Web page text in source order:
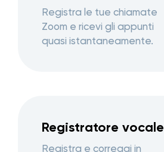
Registra le tue chiamate
Zoom e ricevi gli appunti
quasi istantaneamente.
Registratore vocale
Registra e correggi in